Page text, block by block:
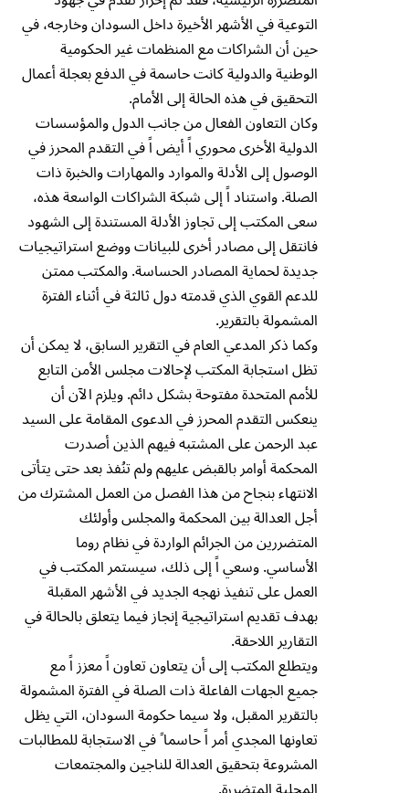
التوعية في الأشهر الأخيرة داخل السودان وخارجه، في
حين أن الشراكات مع المنظمات غير الحكومية
الوطنية والدولية كانت حاسمة في الدفع بعجلة أعمال
التحقيق في هذه الحالة إلى الأمام.
وكان التعاون الفعال من جانب الدول والمؤسسات
الدولية الأخرى محوري اً أيض اً في التقدم المحرز في
الوصول إلى الأدلة والموارد والمهارات والخبرة ذات
الصلة. واستناد اً إلى شبكة الشراكات الواسعة هذه،
سعى المكتب إلى تجاوز الأدلة المستندة إلى الشهود
فانتقل إلى مصادر أخرى للبيانات ووضع استراتيجيات
جديدة لحماية المصادر الحساسة. والمكتب ممتن
للدعم القوي الذي قدمته دول ثالثة في أثناء الفترة
المشمولة بالتقرير.
وكما ذكر المدعي العام في التقرير السابق، لا يمكن أن
تظل استجابة المكتب لإحالات مجلس الأمن التابع
للأمم المتحدة مفتوحة بشكل دائم. ويلزم الآن أن
ينعكس التقدم المحرز في الدعوى المقامة على السيد
عبد الرحمن على المشتبه فيهم الذين أصدرت
المحكمة أوامر بالقبض عليهم ولم تنُفذ بعد حتى يتأتى
الانتهاء بنجاح من هذا الفصل من العمل المشترك من
أجل العدالة بين المحكمة والمجلس وأولئك
المتضررين من الجرائم الواردة في نظام روما
الأساسي. وسعي اً إلى ذلك، سيستمر المكتب في
العمل على تنفيذ نهجه الجديد في الأشهر المقبلة
بهدف تقديم استراتيجية إنجاز فيما يتعلق بالحالة في
التقارير اللاحقة.
ويتطلع المكتب إلى أن يتعاون تعاون اً معزز اً مع
جميع الجهات الفاعلة ذات الصلة في الفترة المشمولة
بالتقرير المقبل، ولا سيما حكومة السودان، التي يظل
تعاونها المجدي أمر اً حاسما ً في الاستجابة للمطالبات
المشروعة بتحقيق العدالة للناجين والمجتمعات